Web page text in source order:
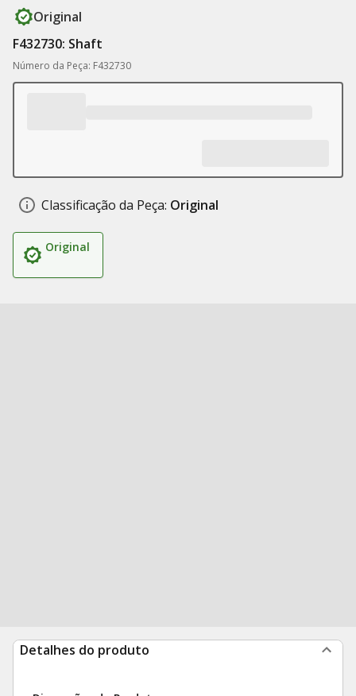
Original
F432730: Shaft
Número da Peça: F432730
Classificação da Peça: Original
Original
Detalhes do produto